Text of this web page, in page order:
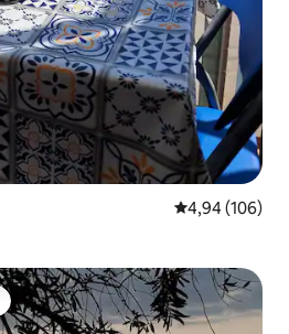
4,94 af 5 í
4,94 (106)